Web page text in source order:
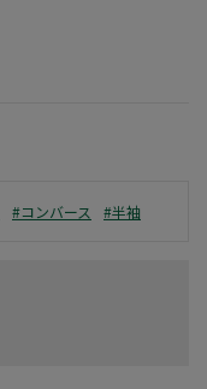
#コンバース #半袖